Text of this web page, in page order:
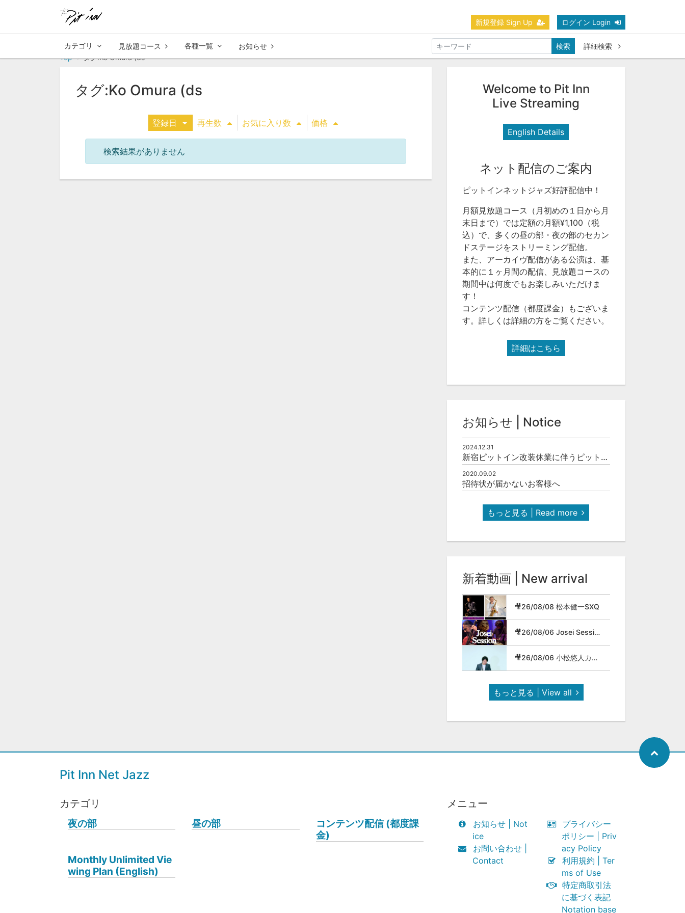
新規登録 Sign Up ログイン Login
カテゴリ 見放題コース 各種一覧 お知らせ 検索
詳細検索
Top
タグ:Ko Omura (ds
タグ:Ko Omura (ds
登録日 再生数 お気に入り数 価格
検索結果がありません
Welcome to Pit Inn
Live Streaming
English Details
ネット配信のご案内
ピットインネットジャズ好評配信中！
月額見放題コース（月初めの１日から月
末日まで）では定額の月額¥1,100（税
込）で、多くの昼の部・夜の部のセカン
ドステージをストリーミング配信。
また、アーカイヴ配信がある公演は、基
本的に１ヶ月間の配信、見放題コースの
期間中は何度でもお楽しみいただけま
す！
コンテンツ配信（都度課金）もございま
す。詳しくは詳細の方をご覧ください。
詳細はこちら
お知らせ | Notice
2024.12.31
新宿ピットイン改装休業に伴うピットインネットジャズのご案内
2020.09.02
招待状が届かないお客様へ
もっと見る | Read more
新着動画 | New arrival
🎥26/08/08 松本健一SXQ
🎥26/08/06 Josei Session
🎥26/08/06 小松悠人カルテット
もっと見る | View all
Pit Inn Net Jazz
カテゴリ
夜の部
昼の部
コンテンツ配信 (都度課
金)
Monthly Unlimited Vie
wing Plan (English)
メニュー
お知らせ | Not
ice
お問い合わせ |
Contact
プライバシー
ポリシー | Priv
acy Policy
利用規約 | Ter
ms of Use
特定商取引法
に基づく表記
Notation base